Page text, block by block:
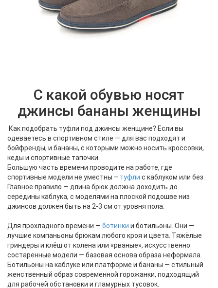
С какой обувью носят
джинсы бананы женщины
Как подобрать туфли под джинсы женщине? Если вы
одеваетесь в спортивном стиле — для вас подходят и
бойфренды, и бананы, с которыми можно носить кроссовки,
кеды и спортивные тапочки.
Большую часть времени проводите на работе, где
спортивные модели не уместны – туфли с каблуком или без.
Главное правило — длина брюк должна доходить до
середины каблука, с моделями на плоской подошве низ
джинсов должен быть на 2-3 см от уровня пола.
Для прохладного времени — ботинки и ботильоны. Они —
лучшие компаньоны брюкам любого кроя и цвета. Тяжёлые
гриндеры и клёш от колена или «рваные», искусственно
состаренные модели — базовая основа образа неформала.
Ботильоны на каблуке или платформе и бананы — стильный
женственный образ современной горожанки, подходящий
для рабочей обстановки и гламурных тусовок.